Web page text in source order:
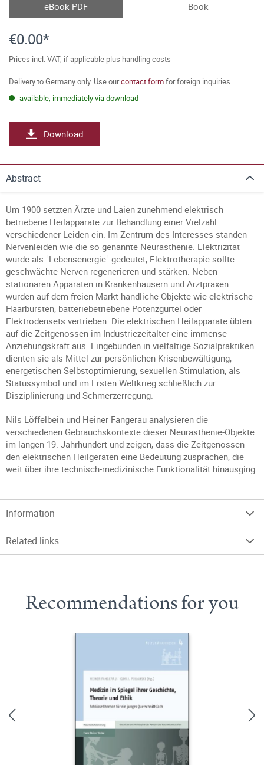
eBook PDF Book
€0.00*
Prices incl. VAT, if applicable plus handling costs
Delivery to Germany only. Use ourcontact formfor foreign inquiries.
available, immediately via download
Download
Abstract
Um 1900 setzten Ärzte und Laien zunehmend elektrisch
betriebene Heilapparate zur Behandlung einer Vielzahl
verschiedener Leiden ein. Im Zentrum des Interesses standen
Nervenleiden wie die so genannte Neurasthenie. Elektrizität
wurde als "Lebensenergie" gedeutet, Elektrotherapie sollte
geschwächte Nerven regenerieren und stärken. Neben
stationären Apparaten in Krankenhäusern und Arztpraxen
wurden auf dem freien Markt handliche Objekte wie elektrische
Haarbürsten, batteriebetriebene Potenzgürtel oder
Elektrodensets vertrieben. Die elektrischen Heilapparate übten
auf die Zeitgenossen im Industriezeitalter eine immense
Anziehungskraft aus. Eingebunden in vielfältige Sozialpraktiken
dienten sie als Mittel zur persönlichen Krisenbewältigung,
energetischen Selbstoptimierung, sexuellen Stimulation, als
Statussymbol und im Ersten Weltkrieg schließlich zur
Disziplinierung und Schmerzerregung.
Nils Löffelbein und Heiner Fangerau analysieren die
verschiedenen Gebrauchskontexte dieser Neurasthenie-Objekte
im langen 19. Jahrhundert und zeigen, dass die Zeitgenossen
den elektrischen Heilgeräten eine Bedeutung zusprachen, die
weit über ihre technisch-medizinische Funktionalität hinausging.
Information
Related links
Recommendations for you